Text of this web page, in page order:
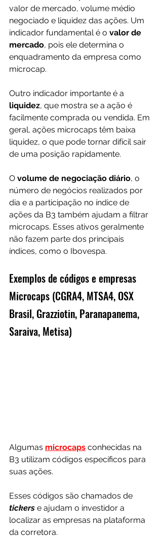
valor de mercado, volume médio
negociado e liquidez das ações. Um
indicador fundamental é o valor de
mercado, pois ele determina o
enquadramento da empresa como
microcap.
Outro indicador importante é a
liquidez, que mostra se a ação é
facilmente comprada ou vendida. Em
geral, ações microcaps têm baixa
liquidez, o que pode tornar difícil sair
de uma posição rapidamente.
O volume de negociação diário, o
número de negócios realizados por
dia e a participação no índice de
ações da B3 também ajudam a filtrar
microcaps. Esses ativos geralmente
não fazem parte dos principais
índices, como o Ibovespa.
Exemplos de códigos e empresas
Microcaps (CGRA4, MTSA4, OSX
Brasil, Grazziotin, Paranapanema,
Saraiva, Metisa)
Algumas microcaps conhecidas na
B3 utilizam códigos específicos para
suas ações.
Esses códigos são chamados de
tickers e ajudam o investidor a
localizar as empresas na plataforma
da corretora.